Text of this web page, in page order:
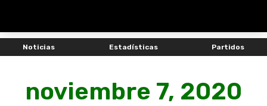
Noticias Estadísticas Partidos
noviembre 7, 2020